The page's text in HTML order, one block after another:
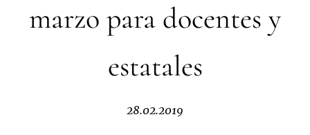
marzo para docentes y
estatales
28.02.2019